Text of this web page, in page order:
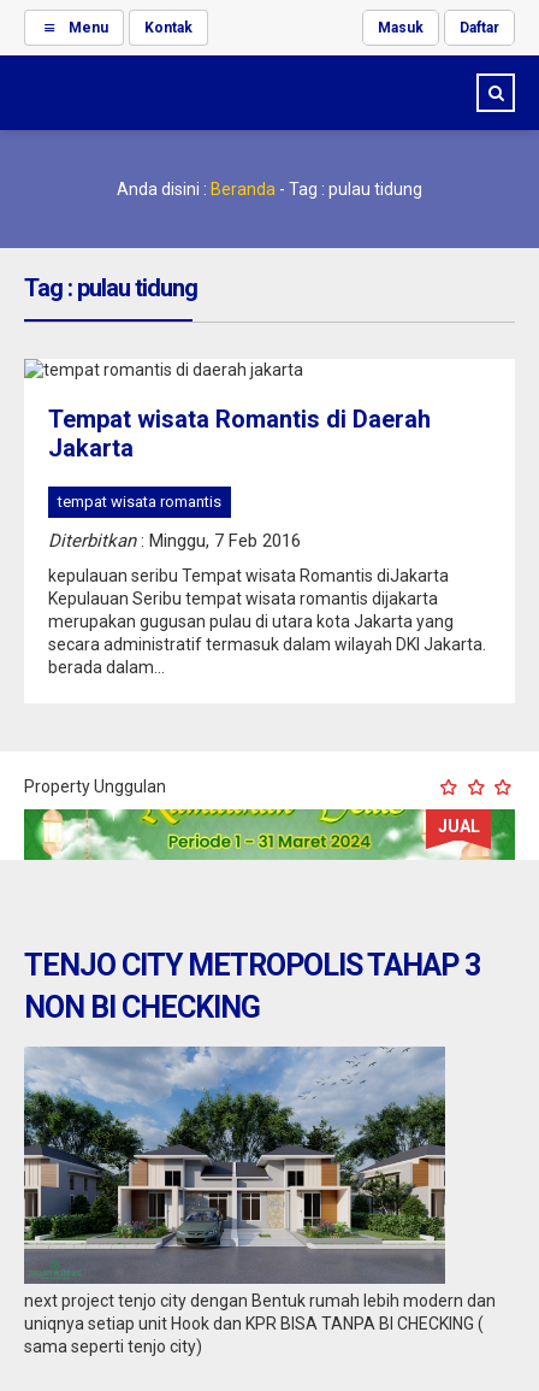
Menu Kontak Masuk Daftar
Anda disini : Beranda - Tag : pulau tidung
Tag : pulau tidung
Tempat wisata Romantis di Daerah
Jakarta
tempat wisata romantis
Diterbitkan: Minggu, 7 Feb 2016
kepulauan seribu Tempat wisata Romantis diJakarta
Kepulauan Seribu tempat wisata romantis dijakarta
merupakan gugusan pulau di utara kota Jakarta yang
secara administratif termasuk dalam wilayah DKI Jakarta.
berada dalam...
Property Unggulan
JUAL
tenjo : tenjo city metropolis
Jual 234.983.969
TENJO CITY METROPOLIS TAHAP 3
NON BI CHECKING
next project tenjo city dengan Bentuk rumah lebih modern dan
uniqnya setiap unit Hook dan KPR BISA TANPA BI CHECKING (
sama seperti tenjo city)